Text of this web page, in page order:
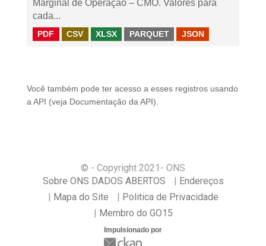
Marginal de Operação – CMO. Valores para
cada...
PDF CSV XLSX PARQUET JSON
Você também pode ter acesso a esses registros usando
a API (veja Documentação da API ).
© - Copyright 2021 - ONS
Sobre ONS DADOS ABERTOS
Endereços
Mapa do Site
Politica de Privacidade
Membro do GO15
Impulsionado por